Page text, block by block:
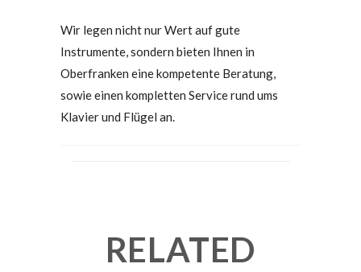
Wir legen nicht nur Wert auf gute
Instrumente, sondern bieten Ihnen in
Oberfranken eine kompetente Beratung,
sowie einen kompletten Service rund ums
Klavier und Flügel an.
RELATED